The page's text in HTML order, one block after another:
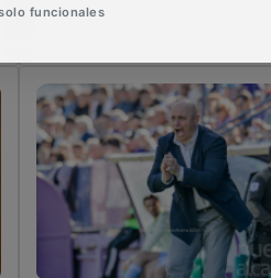
funcionales